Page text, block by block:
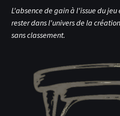
L'absence de gain à l'issue du jeu
rester dans l'univers de la
sans classement.